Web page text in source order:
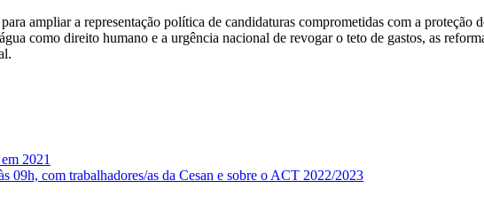
ampliar a representação política de candidaturas comprometidas com a proteção
como direito humano e a urgência nacional de revogar o teto de gastos, as
2021
09h, com trabalhadores/as da Cesan e sobre o ACT 2022/2023